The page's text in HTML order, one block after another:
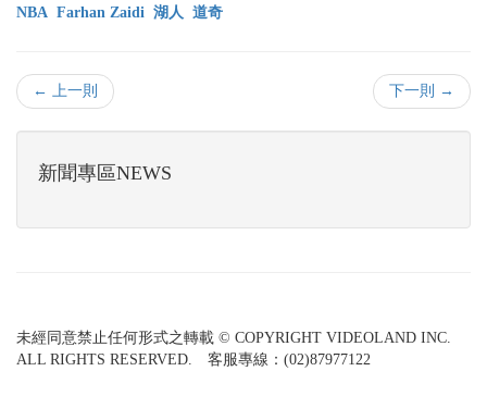
NBA Farhan Zaidi 湖人 道奇
← 上一則 下一則 →
新聞專區NEWS
未經同意禁止任何形式之轉載 © COPYRIGHT VIDEOLAND INC.
ALL RIGHTS RESERVED. 客服專線：(02)87977122